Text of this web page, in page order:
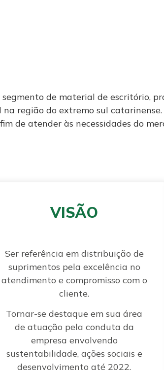
de material de escritório,
região do extremo sul
de atender às necessidades do
VISÃO
Ser referência em distribuição de
suprimentos pela excelência no
atendimento e compromisso com o
cliente.
Tornar-se destaque em sua área
de atuação pela conduta da
empresa envolvendo
sustentabilidade, ações sociais e
desenvolvimento até 2022.